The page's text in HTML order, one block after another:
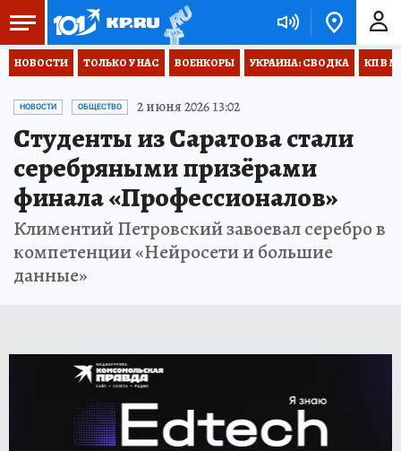
НОВОСТИ ТОЛЬКО У НАС ВОЕНКОРЫ УКРАИНА: СВОДКА КП В
НОВОСТИ ОБЩЕСТВО 2 июня 2026 13:02
Студенты из Саратова стали
серебряными призёрами
финала «Профессионалов»
Климентий Петровский завоевал серебро в
компетенции «Нейросети и большие
данные»